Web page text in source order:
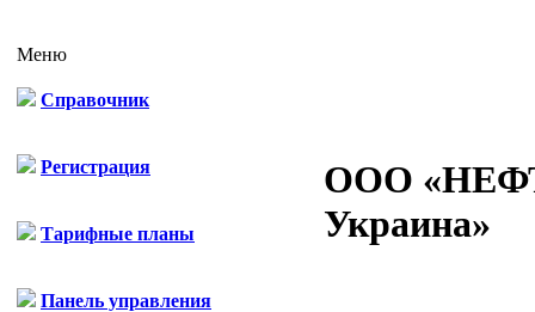
Меню
Справочник
Регистрация
Тарифные планы
Панель управления
ООО
Украина»